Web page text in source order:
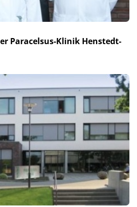
Paracelsus-Klinik Henstedt-